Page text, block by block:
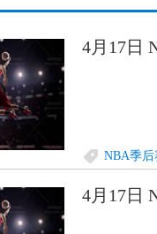
4月17日
NBA季后
4月17日